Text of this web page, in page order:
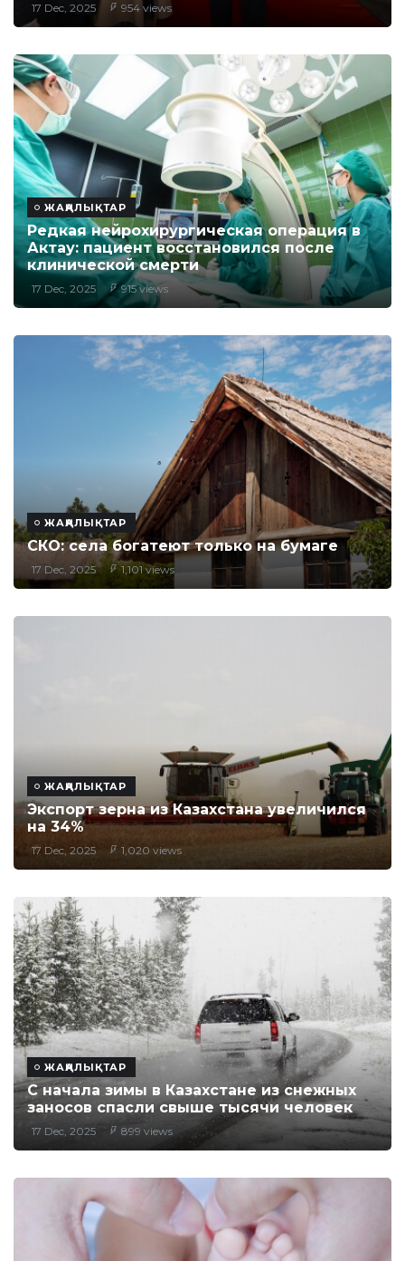
17 Dec, 2025 954 views
ЖАҢАЛЫҚТАР
Редкая нейрохирургическая операция в
Актау: пациент восстановился после
клинической смерти
17 Dec, 2025 915 views
ЖАҢАЛЫҚТАР
СКО: села богатеют только на бумаге
17 Dec, 2025 1,101 views
ЖАҢАЛЫҚТАР
Экспорт зерна из Казахстана увеличился
на 34%
17 Dec, 2025 1,020 views
ЖАҢАЛЫҚТАР
С начала зимы в Казахстане из снежных
заносов спасли свыше тысячи человек
17 Dec, 2025 899 views